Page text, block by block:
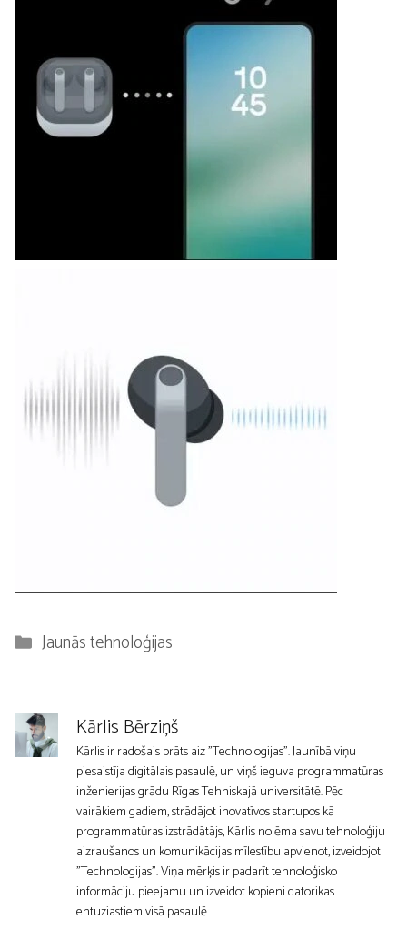
Kategorijas
Jaunās tehnoloģijas
Kārlis Bērziņš
Kārlis ir radošais prāts aiz "Technologijas". Jaunībā viņu
piesaistīja digitālais pasaulē, un viņš ieguva programmatūras
inženierijas grādu Rīgas Tehniskajā universitātē. Pēc
vairākiem gadiem, strādājot inovatīvos startupos kā
programmatūras izstrādātājs, Kārlis nolēma savu tehnoloģiju
aizraušanos un komunikācijas mīlestību apvienot, izveidojot
"Technologijas". Viņa mērķis ir padarīt tehnoloģisko
informāciju pieejamu un izveidot kopieni datorikas
entuziastiem visā pasaulē.